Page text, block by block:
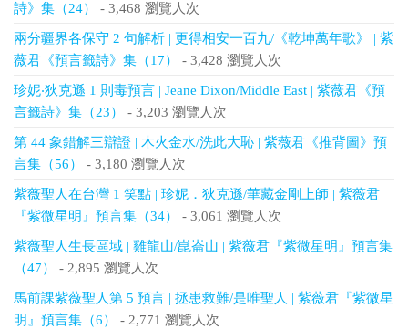
詩》集（24）
- 3,468 瀏覽人次
兩分疆界各保守 2 句解析 | 更得相安一百九/《乾坤萬年歌》 | 紫
薇君《預言籤詩》集（17）
- 3,428 瀏覽人次
珍妮‧狄克遜 1 則毒預言 | Jeane Dixon/Middle East | 紫薇君《預
言籤詩》集（23）
- 3,203 瀏覽人次
第 44 象錯解三辯證 | 木火金水/洗此大恥 | 紫薇君《推背圖》預
言集（56）
- 3,180 瀏覽人次
紫薇聖人在台灣 1 笑點 | 珍妮．狄克遜/華藏金剛上師 | 紫薇君
『紫微星明』預言集（34）
- 3,061 瀏覽人次
紫薇聖人生長區域 | 雞龍山/崑崙山 | 紫薇君『紫微星明』預言集
（47）
- 2,895 瀏覽人次
馬前課紫薇聖人第 5 預言 | 拯患救難/是唯聖人 | 紫薇君『紫微星
明』預言集（6）
- 2,771 瀏覽人次